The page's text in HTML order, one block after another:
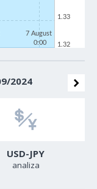
7 August
0:00
1.32
1.33
2024
USD-JPY
analiza